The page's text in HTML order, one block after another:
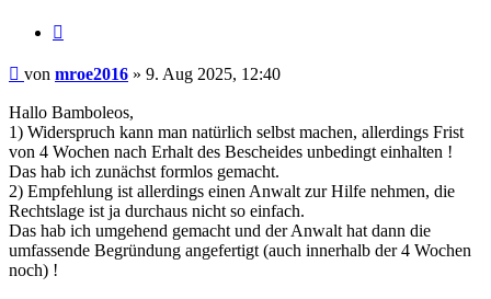
Beitrag
von mroe2016 » 9. Aug 2025, 12:40
Hallo Bamboleos,
1) Widerspruch kann man natürlich selbst machen, allerdings Frist
von 4 Wochen nach Erhalt des Bescheides unbedingt einhalten !
Das hab ich zunächst formlos gemacht.
2) Empfehlung ist allerdings einen Anwalt zur Hilfe nehmen, die
Rechtslage ist ja durchaus nicht so einfach.
Das hab ich umgehend gemacht und der Anwalt hat dann die
umfassende Begründung angefertigt (auch innerhalb der 4 Wochen
noch) !